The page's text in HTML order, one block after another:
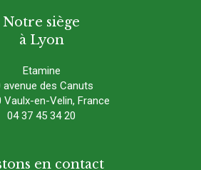
Notre siège
à Lyon
Etamine
avenue des Canuts
Vaulx-en-Velin, France
04 37 45 34 20
en contact